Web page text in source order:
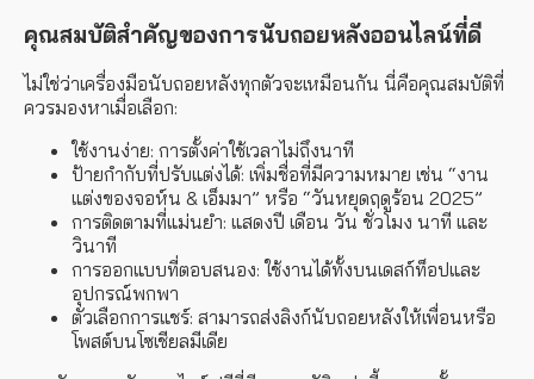
คุณสมบัติสำคัญของการนับถอยหลังออนไลน์ที่ดี
ไม่ใช่ว่าเครื่องมือนับถอยหลังทุกตัวจะเหมือนกัน นี่คือคุณสมบัติที่
ควรมองหาเมื่อเลือก:
ใช้งานง่าย: การตั้งค่าใช้เวลาไม่ถึงนาที
ป้ายกำกับที่ปรับแต่งได้: เพิ่มชื่อที่มีความหมาย เช่น “งาน
แต่งของจอห์น & เอ็มมา” หรือ “วันหยุดฤดูร้อน 2025”
การติดตามที่แม่นยำ: แสดงปี เดือน วัน ชั่วโมง นาที และ
วินาที
การออกแบบที่ตอบสนอง: ใช้งานได้ทั้งบนเดสก์ท็อปและ
อุปกรณ์พกพา
ตัวเลือกการแชร์: สามารถส่งลิงก์นับถอยหลังให้เพื่อนหรือ
โพสต์บนโซเชียลมีเดีย